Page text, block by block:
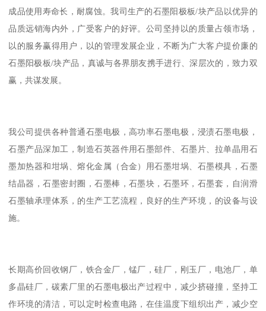
成品使用寿命长，耐腐蚀。我司生产的石墨阳极板/块产品以优异的
品质远销海内外，广受客户的好评。公司坚持以的质量占领市场，
以的服务赢得用户，以的管理发展企业，不断为广大客户提价廉的
石墨阳极板/块产品，真诚与各界朋友携手进行、深层次的，致力双
赢，共谋发展。
我公司提供各种普通石墨电极，高功率石墨电极，浸渍石墨电极，
石墨产品深加工，制造石英器件用石墨部件、石墨片、拉单晶用石
墨加热器和坩埚、熔化金属（合金）用石墨坩埚、石墨模具，石墨
结晶器，石墨密封圈，石墨棒，石墨块，石墨环，石墨套，自润滑
石墨轴承理体系，的生产工艺流程，良好的生产环境，的设备与设
施。
长期高价回收钢厂，铁合金厂，锰厂，硅厂，刚玉厂，电池厂，单
多晶硅厂，碳素厂里的石墨电极出产过程中，减少挤碰撞，坚持工
作环境的清洁，可以定时检查电路，在佳温度下组织出产，减少空